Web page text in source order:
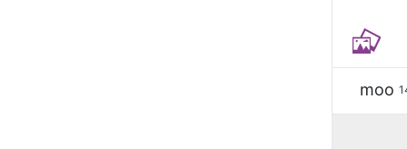
moo